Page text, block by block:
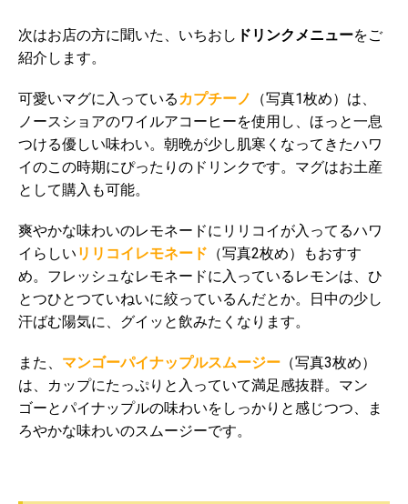
次はお店の方に聞いた、いちおし ドリンクメニューをご
紹介します。
可愛いマグに入っているカプチーノ
（写真1枚め）は、
ノースショアのワイルアコーヒーを使用し、ほっと一息
つける優しい味わい。朝晩が少し肌寒くなってきたハワ
イのこの時期にぴったりのドリンクです。マグはお土産
として購入も可能。
爽やかな味わいのレモネードにリリコイが入ってるハワ
イらしい リリコイレモネード （写真2枚め）もおすす
め。フレッシュなレモネードに入っているレモンは、ひ
とつひとつていねいに絞っているんだとか。日中の少し
汗ばむ陽気に、グイッと飲みたくなります。
また、 マンゴーパイナップルスムージー （写真3枚め）
は、カップにたっぷりと入っていて満足感抜群。マン
ゴーとパイナップルの味わいをしっかりと感じつつ、ま
ろやかな味わいのスムージーです。